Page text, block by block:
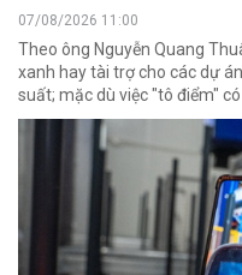
07/08/2026 11:00
Theo ông Nguyễn Quang
xanh hay tài trợ cho các dự
suất; mặc dù việc "tô điểm"